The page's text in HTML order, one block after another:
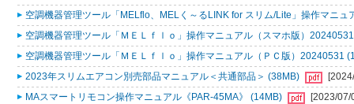
空調機器管理ツール「MELflo、MELく～るLINK for スリム/Lite」操作マニュ
空調機器管理ツール「ＭＥＬｆｌｏ」操作マニュアル（スマホ版）
空調機器管理ツール「ＭＥＬｆｌｏ」操作マニュアル（ＰＣ版）20240531
2023年スリムエアコン別売部品マニュアル＜共通部品＞ (38MB)
MAスマートリモコン操作マニュアル《PAR-45MA》 (14MB)
[2023/07/